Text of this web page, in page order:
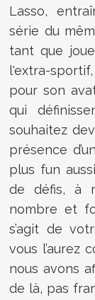
Lasso,
série du
tant que
l'extra-
pour son
qui
souhaitez
présence
plus fun
de défis, à
nombre et
s’agit de
vous l’aurez
nous avons
de là, pas